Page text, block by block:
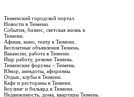
Тюменский городской портал.
Новости в Тюмени.
События, бизнес, светская жизнь в
Тюмени.
Афиша, кино, театр в Тюмени.
Бесплатные объявления Тюмень.
Вакансии, работа в Тюмени.
Ищу работу, резюме Тюмень.
Тюменские форумы – Тюмень.
Юмор, анекдоты, афоризмы.
Отдых, клубы в Тюмени.
Кафе и рестораны в Тюмени.
Боулинг и бильярд в Тюмени.
Недвижимость, дома, квартиры Тюмень.